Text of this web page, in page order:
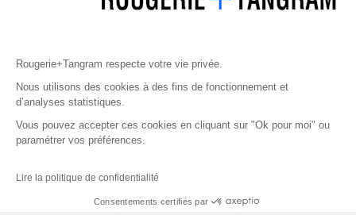
révélant des pentes douces, ombragées, propices à la
pluie. Dans la colline, des bassins d’orages sont aménagés,
l’eau est retenue par des tancats en pierre sèche, inspirés des
ouvrages romains, puis elle circule dans un réseau de noues
et de fossés en amont du vignoble pour préserver les sols. Un
tel domaine, partagé entre la culture de la terre et la culture de
Rougerie+Tangram respecte votre vie privée.
Nous utilisons des cookies à des fins de fonctionnement et
d’analyses statistiques.
Vous pouvez accepter ces cookies en cliquant sur "Ok pour moi" ou
paramétrer vos préférences.
Lire la politique de confidentialité
Consentements certifiés par